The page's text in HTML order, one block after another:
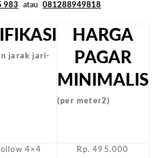
983 atau 081288949818
jarak jari-
HARGA
PAGAR
MINIMALIS
(per meter2)
4×4
Rp. 495.000